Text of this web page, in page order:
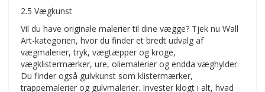
2.5 Vægkunst
Vil du have originale malerier til dine vægge? Tjek nu Wall
Art-kategorien, hvor du finder et bredt udvalg af
vægmalerier, tryk, vægtæpper og kroge,
vægklistermærker, ure, oliemalerier og endda væghylder.
Du finder også gulvkunst som klistermærker,
trappemalerier og gulvmalerier. Invester klogt i alt, hvad